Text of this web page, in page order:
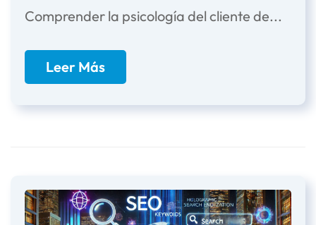
Comprender la psicología del cliente de...
Leer Más